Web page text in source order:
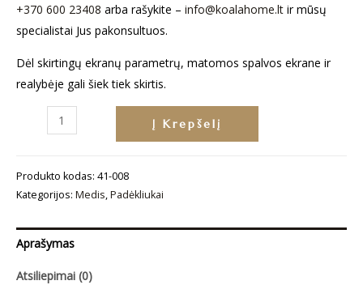
+370 600 23408 arba rašykite – info@koalahome.lt ir mūsų
specialistai Jus pakonsultuos.
Dėl skirtingų ekranų parametrų, matomos spalvos ekrane ir
realybėje gali šiek tiek skirtis.
produkto
rinkinys
„Raizgalynė“
Į Krepšelį
Produkto kodas: 41-008
Kategorijos: Medis,Padėkliukai
Aprašymas
Atsiliepimai (0)